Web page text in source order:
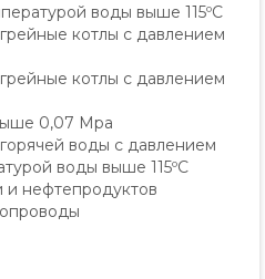
воды выше 115ºС
котлы с давлением
котлы с давлением
0,07 Mpa
воды с давлением
воды выше 115ºС
и нефтепродуктов